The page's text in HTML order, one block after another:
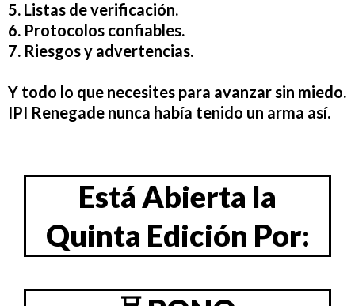
5. Listas de verificación.
6. Protocolos confiables.
7. Riesgos y advertencias.
Y todo lo que necesites para avanzar sin miedo.
IPI Renegade nunca había tenido un arma así.
Está Abierta la
Quinta Edición Por: